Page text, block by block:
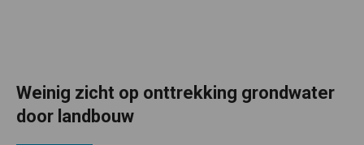
Weinig zicht op onttrekking grondwater
door landbouw